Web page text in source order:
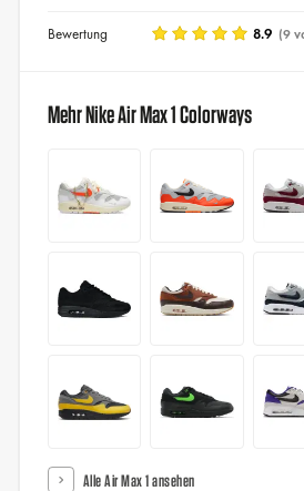
Bewertung 8.9 (9
Mehr Nike Air Max 1 Colorways
Alle Air Max 1 ansehen